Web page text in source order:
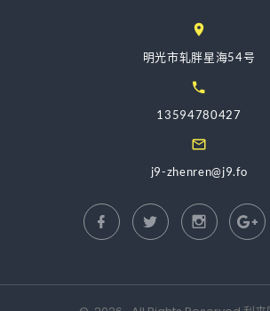
明光市轧胖星海54号
13594780427
j9-zhenren@j9.fo